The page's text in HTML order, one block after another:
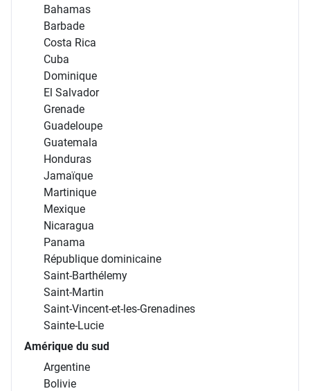
Bahamas
Barbade
Costa Rica
Cuba
Dominique
El Salvador
Grenade
Guadeloupe
Guatemala
Honduras
Jamaïque
Martinique
Mexique
Nicaragua
Panama
République dominicaine
Saint-Barthélemy
Saint-Martin
Saint-Vincent-et-les-Grenadines
Sainte-Lucie
Amérique du sud
Argentine
Bolivie